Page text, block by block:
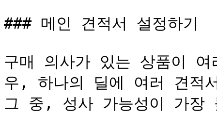
### 메인 견적서 설정하기
구매 의사가 있는 상품이
우, 하나의 딜에 여러 견적
그 중, 성사 가능성이 가장